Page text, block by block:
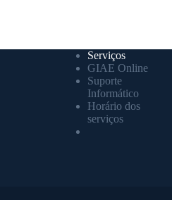
Serviços
GIAE Online
Suporte
Informático
Horário dos
serviços